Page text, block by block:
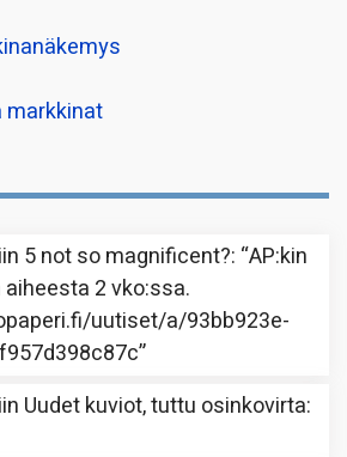
markkinat
5 not so magnificent?: “AP:kin
2 vko:ssa.
uutiset/a/93bb923e-
”
Uudet kuviot, tuttu osinkovirta: